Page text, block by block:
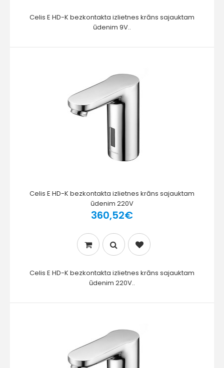
Celis E HD-K bezkontakta izlietnes krāns sajauktam
ūdenim 9V..
Celis E HD-K bezkontakta izlietnes krāns sajauktam
ūdenim 220V
360,52€
Celis E HD-K bezkontakta izlietnes krāns sajauktam
ūdenim 220V..